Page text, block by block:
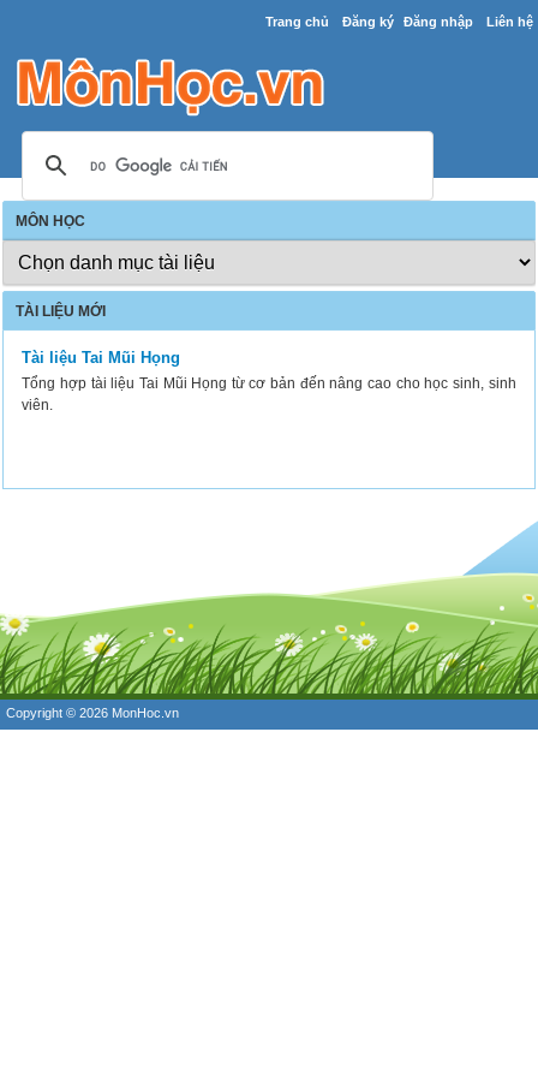
Trang chủ Đăng ký Đăng nhập Liên hệ
MÔN HỌC
TÀI LIỆU MỚI
Tài liệu Tai Mũi Họng
Tổng hợp tài liệu Tai Mũi Họng từ cơ bản đến nâng cao cho học sinh, sinh
viên.
Copyright © 2026 MonHoc.vn